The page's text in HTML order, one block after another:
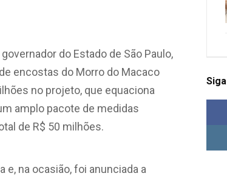
do Estado de São Paulo,
encostas do Morro do Macaco
no projeto, que equaciona
amplo pacote de medidas
de R$ 50 milhões.
na ocasião, foi anunciada a